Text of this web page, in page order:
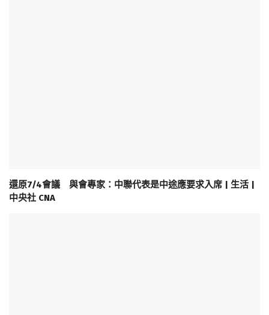
還原7/4會議 與會專家：中聯代表是中途應要求入席 | 生活 |
中央社 CNA